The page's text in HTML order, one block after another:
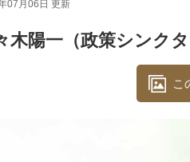
07月06日 更新
木陽一（政策シンク
こ